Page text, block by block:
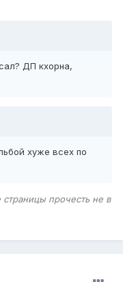
ДП кхорна,
хуже всех по
прочесть не в